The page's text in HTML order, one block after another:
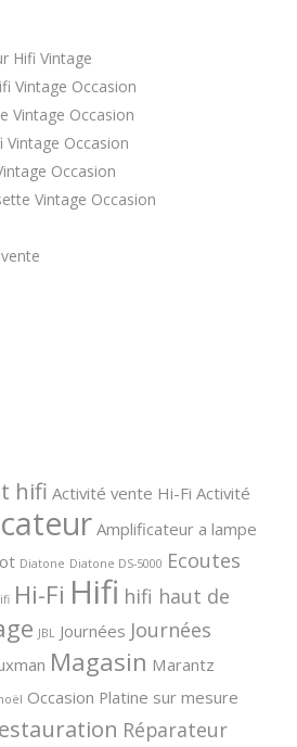
Hifi Vintage
Vintage Occasion
Vintage Occasion
Vintage Occasion
Occasion
Vintage Occasion
hifi Activité vente Hi-Fi Activité
Amplificateur a lampe
Diatone Diatone DS-5000 Ecoutes
Hi-Fi Hifi hifi haut de
JBL Journées Journées
Magasin Marantz
Occasion Platine sur mesure
Réparateur